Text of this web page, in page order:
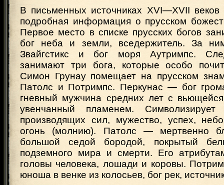
В письменных источниках XVI—XVII веков
подробная информация о прусском
Первое место в списке прусских богов
бог неба и земли, вседержитель. За
Звайгстикс и бог моря Аутримпс.
занимают три бога, которые особо
Симон Грунау помещает на прусском
Патолс и Потримпс. Перкунас — бог
гневный мужчина средних лет с
увенчанный пламенем.
производящих сил, мужество, успех,
огонь (молнию). Патолс — мертвенно
большой седой бородой, покрытый
подземного мира и смерти. Его
головы человека, лошади и коровы.
юноша в венке из колосьев, бог рек,